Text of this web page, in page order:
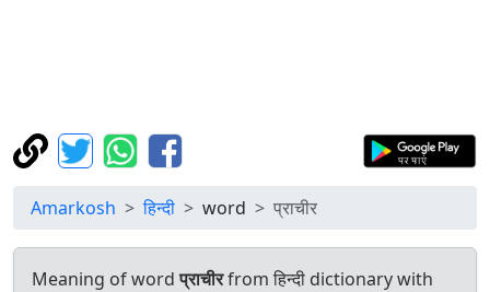
Amarkosh हिन्दी word प्राचीर
Meaning of wordप्राचीरfrom हिन्दी dictionary with